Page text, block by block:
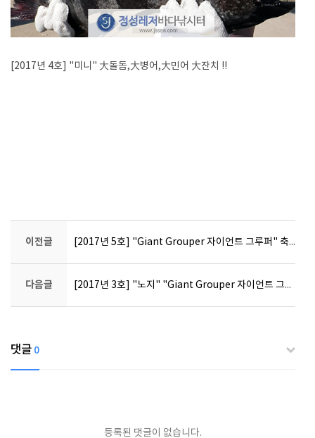
[2017년 4호] "미니" 大돌돔,大병어,大민어 大잔치 !!
이전글 [2017년 5호] "Giant Grouper 자이언트 그루퍼" 축제종료!!
다음글 [2017년 3호] "노지" "Giant Grouper 자이언트 그루퍼" 축제!!
댓글 0
등록된 댓글이 없습니다.